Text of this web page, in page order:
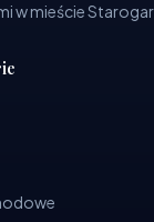
w mieście